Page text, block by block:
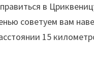
в
советуем вам
15